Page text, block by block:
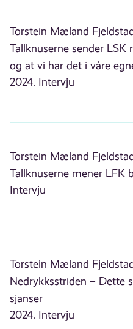
Torstein Mæland
Tallknuserne sender
og at vi har det i våre
2024. Intervju
Torstein Mæland
Tallknuserne mener LFK
Intervju
Torstein Mæland
Nedrykksstriden – Dette
sjanser
2024. Intervju